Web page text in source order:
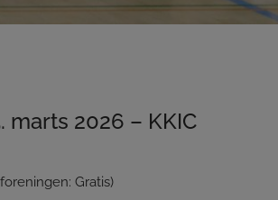
marts 2026 – KKIC
Gratis)